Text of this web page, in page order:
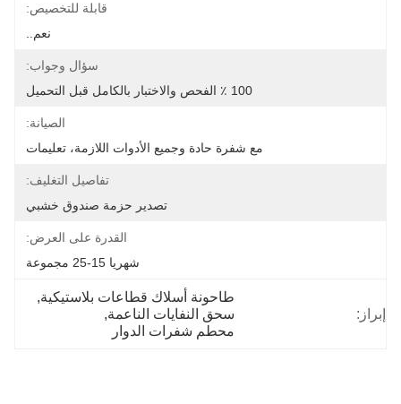
قابلة للتخصيص:
نعم..
سؤال وجواب:
100 ٪ الفحص والاختبار بالكامل قبل التحميل
الصيانة:
مع شفرة حادة وجميع الأدوات اللازمة، تعليمات
تفاصيل التغليف:
تصدير حزمة صندوق خشبي
القدرة على العرض:
شهريا 15-25 مجموعة
إبراز:
طاحونة أسلاك قطاعات بلاستيكية,
سحق النفايات الناعمة,
محطم شفرات الدوار